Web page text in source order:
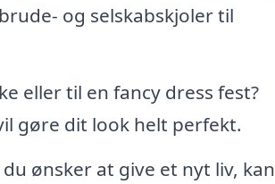
og selskabskjoler til
eller til en fancy dress fest?
gøre dit look helt perfekt.
ønsker at give et nyt liv, kan